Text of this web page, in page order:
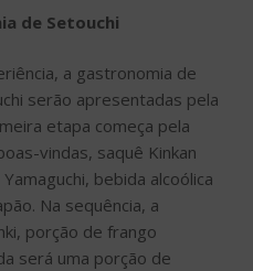
de Setouchi
a gastronomia de
serão apresentadas pela
etapa começa pela
vindas, saquê Kinkan
bebida alcoólica
Na sequência, a
porção de frango
será uma porção de